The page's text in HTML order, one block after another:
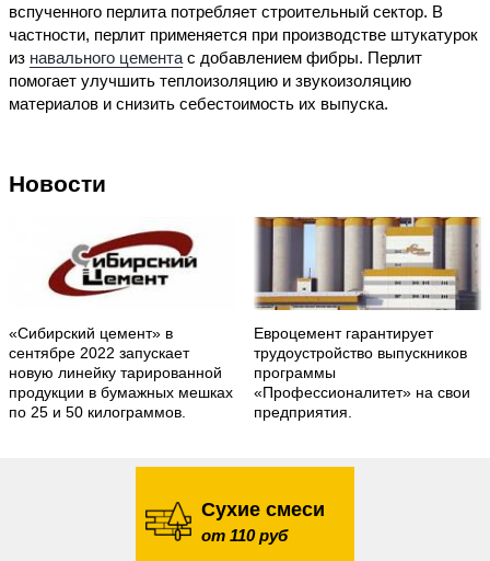
вспученного перлита потребляет строительный сектор. В
частности, перлит применяется при производстве штукатурок
из навального цемента с добавлением фибры. Перлит
помогает улучшить теплоизоляцию и звукоизоляцию
материалов и снизить себестоимость их выпуска.
Новости
«Сибирский цемент» в
сентябре 2022 запускает
новую линейку тарированной
продукции в бумажных мешках
по 25 и 50 килограммов.
Евроцемент гарантирует
трудоустройство выпускников
программы
«Профессионалитет» на свои
предприятия.
Сухие смеси
от 110 руб